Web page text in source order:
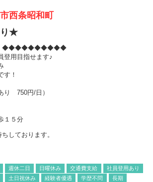
西条昭和町
り★
ト】◆◆◆◆◆◆◆◆◆◆
登用目指せます♪
す！
り 750円/日）
１５分
しております。
週休二日 日曜休み 交通費支給
社員登用あり
土日祝休み 経験者優遇 学歴不問
長期